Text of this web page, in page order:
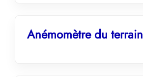
Anémomètre du terrain